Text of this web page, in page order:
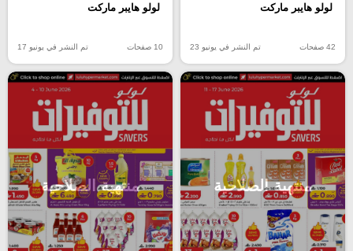
لولو هايبر ماركت
42 صفحات تم النشر في يونيو 23
لولو هايبر ماركت
10 صفحات تم النشر في يونيو 17
منتهية الصلاحية منتهية الصلاحية